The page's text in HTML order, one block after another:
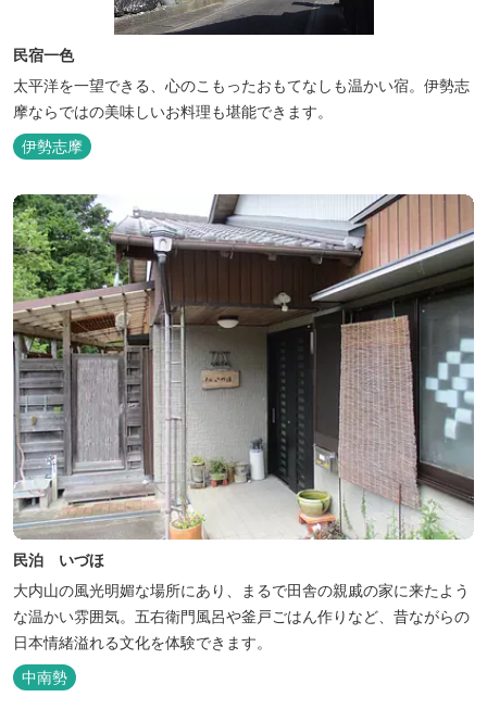
民宿一色
太平洋を一望できる、心のこもったおもてなしも温かい宿。伊勢志
摩ならではの美味しいお料理も堪能できます。
伊勢志摩
民泊 いづほ
大内山の風光明媚な場所にあり、まるで田舎の親戚の家に来たよう
な温かい雰囲気。五右衛門風呂や釜戸ごはん作りなど、昔ながらの
日本情緒溢れる文化を体験できます。
中南勢